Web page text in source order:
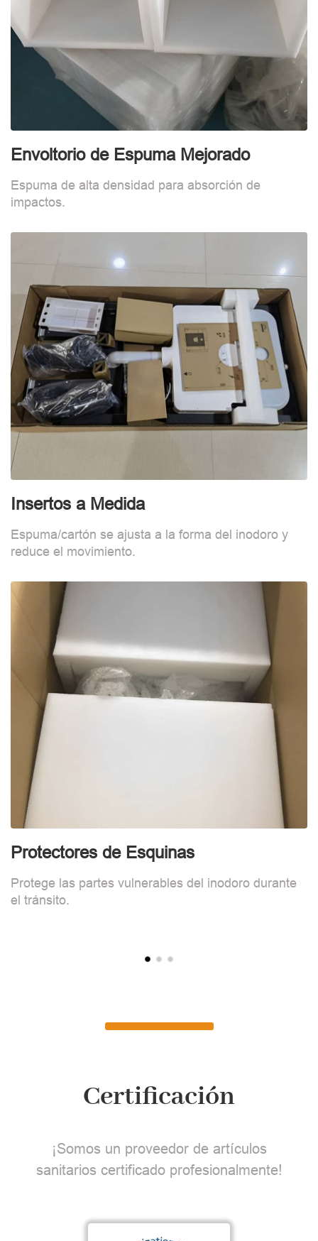
Envoltorio de Espuma Mejorado
Espuma de alta densidad para absorción de
impactos.
Insertos a Medida
Espuma/cartón se ajusta a la forma del inodoro y
reduce el movimiento.
Protectores de Esquinas
Protege las partes vulnerables del inodoro durante
el tránsito.
Certificación
¡Somos un proveedor de artículos
sanitarios certificado profesionalmente!